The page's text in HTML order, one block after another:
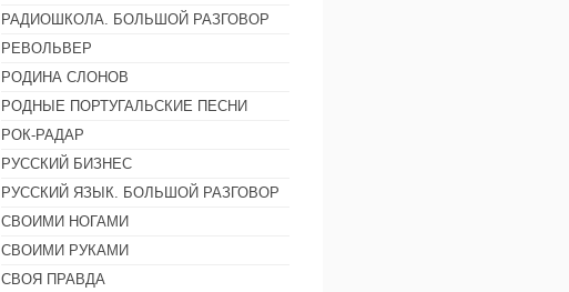
РАДИОШКОЛА. БОЛЬШОЙ РАЗГОВОР
РЕВОЛЬВЕР
РОДИНА СЛОНОВ
РОДНЫЕ ПОРТУГАЛЬСКИЕ ПЕСНИ
РОК-РАДАР
РУССКИЙ БИЗНЕС
РУССКИЙ ЯЗЫК. БОЛЬШОЙ РАЗГОВОР
СВОИМИ НОГАМИ
СВОИМИ РУКАМИ
СВОЯ ПРАВДА